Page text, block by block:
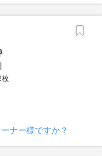
枚
ナー様ですか？